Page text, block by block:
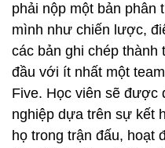
phải nộp một bản phân
mình như chiến lược,
các bản ghi chép thành
đầu với ít nhất một
Five. Học viên sẽ được
nghiệp dựa trên sự kết
họ trong trận đấu, hoạt